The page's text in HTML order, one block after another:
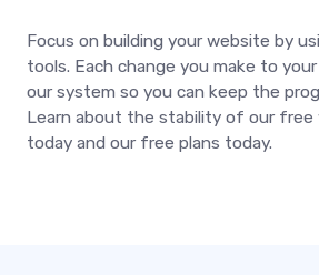
Focus on building your website by
tools. Each change you make to
our system so you can keep the
Learn about the stability of our free
today and our free plans today.